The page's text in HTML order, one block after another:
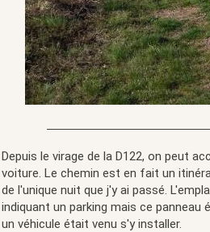
Depuis le virage de la D122, on peut
voiture. Le chemin est en fait un
de l'unique nuit que j'y ai passé.
indiquant un parking mais ce
un véhicule était venu s'y installer.